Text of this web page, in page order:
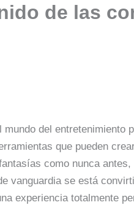
de las
del entretenimiento
que pueden
como nunca
vanguardia se está
experiencia totalmente